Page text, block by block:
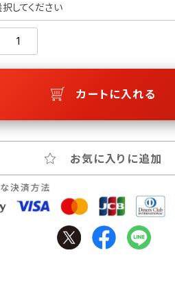
してください
カートに入れる
お気に入りに追加